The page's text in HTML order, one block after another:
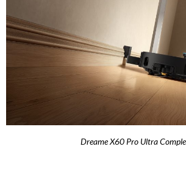
Dreame X60 Pro Ultra